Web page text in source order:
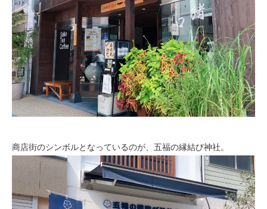
商店街のシンボルとなっているのが、五福の縁結び神社。